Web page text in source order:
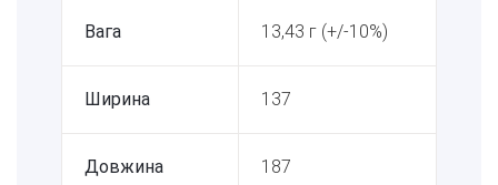
Вага 13,43 г (+/-10%)
Ширина 137
Довжина 187